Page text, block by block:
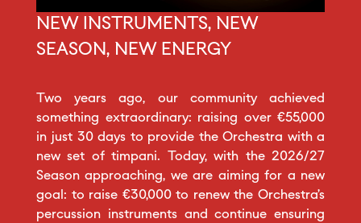
NEW INSTRUMENTS, NEW
SEASON, NEW ENERGY
Two years ago, our community achieved
something extraordinary: raising over €55,000
in just 30 days to provide the Orchestra with a
new set of timpani. Today, with the 2026/27
Season approaching, we are aiming for a new
goal: to raise €30,000 to renew the Orchestra’s
percussion instruments and continue ensuring